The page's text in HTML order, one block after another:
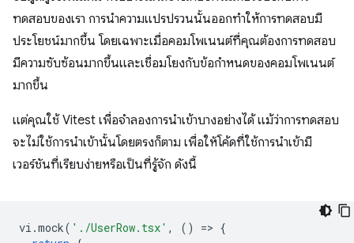
ทดสอบของเรา การนําความแปรปรวนนั้นออกทําให้การทดสอบมี
ประโยชน์มากขึ้น โดยเฉพาะเมื่อคอมโพเนนต์ที่คุณต้องการทดสอบ
มีความซับซ้อนมากขึ้นและเชื่อมโยงกับข้อกําหนดของคอมโพเนนต์
มากขึ้น
แต่คุณใช้ Vitest เพื่อจำลองการนําเข้าบางอย่างได้ แม้ว่าการทดสอบ
จะไม่ใช้การนําเข้านั้นโดยตรงก็ตาม เพื่อให้โค้ดที่ใช้การนําเข้ามี
เวอร์ชันที่เรียบง่ายหรือเป็นที่รู้จัก ดังนี้
vi .mock( './UserRow.tsx' , () => {